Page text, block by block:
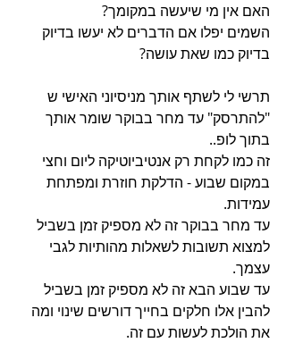
האם אין מי שיעשה במקומך?
השמים יפלו אם הדברים לא יעשו בדיוק
בדיוק כמו שאת עושה?
תרשי לי לשתף אותך מניסיוני האישי ש
"להתרסק" עד מחר בבוקר שומר אותך
בתוך לופ..
זה כמו לקחת רק אנטיביוטיקה ליום וחצי
במקום שבוע - הדלקת חוזרת ומפתחת
עמידות.
עד מחר בבוקר זה לא מספיק זמן בשביל
למצוא תשובות לשאלות מהותיות לגבי
עצמך.
עד שבוע הבא זה לא מספיק זמן בשביל
להבין אלו חלקים בחייך דורשים שינוי ומה
את הולכת לעשות עם זה.